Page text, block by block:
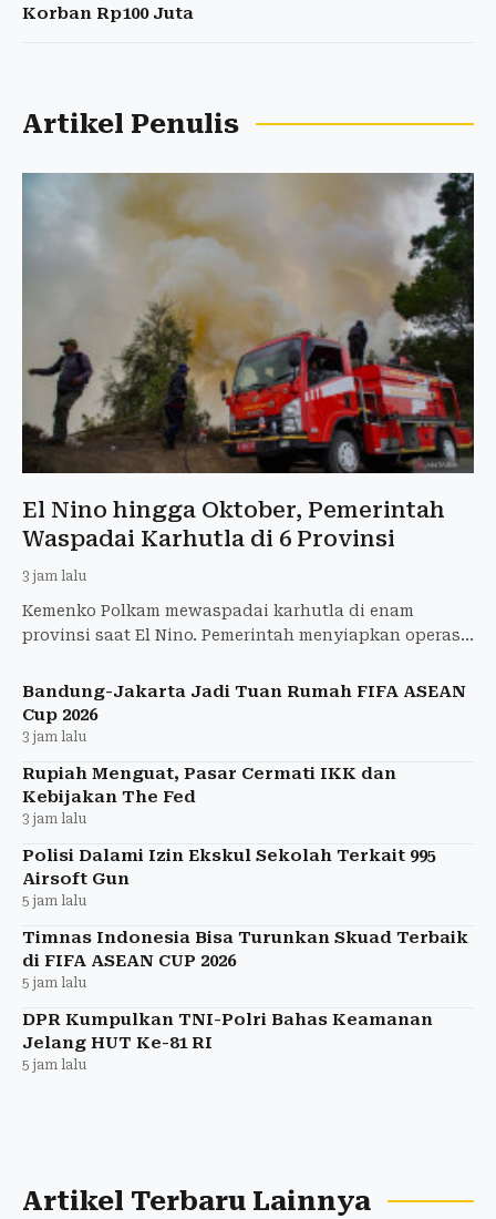
Korban Rp100 Juta
Artikel Penulis
El Nino hingga Oktober, Pemerintah
Waspadai Karhutla di 6 Provinsi
3 jam lalu
Kemenko Polkam mewaspadai karhutla di enam
provinsi saat El Nino. Pemerintah menyiapkan operasi
Bandung-Jakarta Jadi Tuan Rumah FIFA ASEAN
Cup 2026
3 jam lalu
Rupiah Menguat, Pasar Cermati IKK dan
Kebijakan The Fed
3 jam lalu
Polisi Dalami Izin Ekskul Sekolah Terkait 995
Airsoft Gun
5 jam lalu
Timnas Indonesia Bisa Turunkan Skuad Terbaik
di FIFA ASEAN CUP 2026
5 jam lalu
DPR Kumpulkan TNI-Polri Bahas Keamanan
Jelang HUT Ke-81 RI
5 jam lalu
Artikel Terbaru Lainnya